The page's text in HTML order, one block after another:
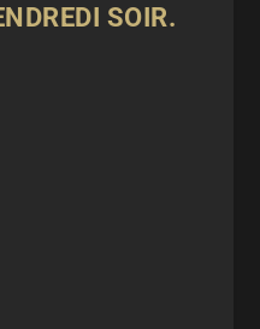
SOIR.